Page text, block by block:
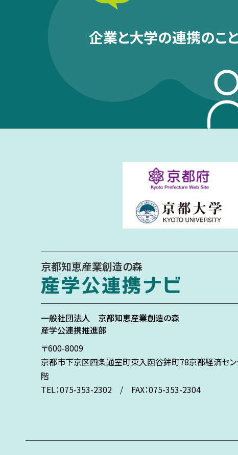
企業と大学の連携のこと
京都知恵産業創造の森
一般社団法人 京都知恵産業創造の森
産学公連携推進部
〒600-8009
京都市下京区四条通室町東入函谷鉾町78京都経済セ
階
TEL：075-353-2302 / FAX：075-353-2304